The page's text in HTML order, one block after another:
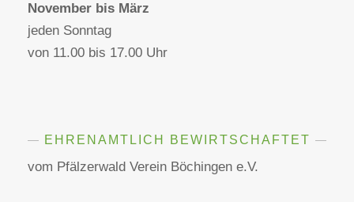
November bis März
jeden Sonntag
von 11.00 bis 17.00 Uhr
EHRENAMTLICH BEWIRTSCHAFTET
vom Pfälzerwald Verein Böchingen e.V.